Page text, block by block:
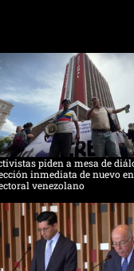
piden a mesa de
inmediata de nuevo
venezolano